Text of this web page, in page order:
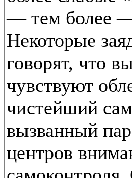
— тем более
Некоторые
говорят, что
чувствуют
чистейший
вызванный
центров